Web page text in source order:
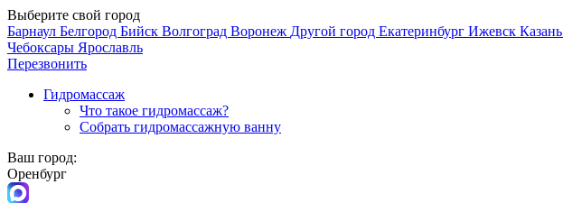
Выберите свой город
Барнаул Белгород Бийск Волгоград Воронеж Другой город Екатеринбург Ижевск Казань
Чебоксары Ярославль
Перезвонить
Гидромассаж
Что такое гидромассаж?
Собрать гидромассажную ванну
Ваш город:
Оренбург